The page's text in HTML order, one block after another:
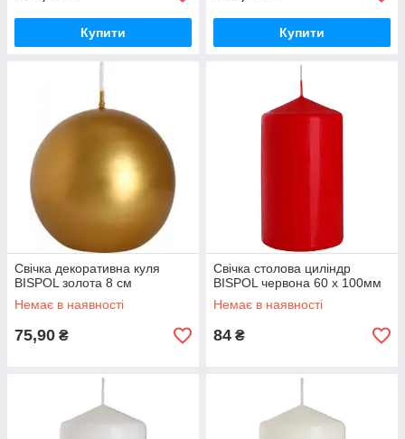
Купити Купити
Свічка декоративна куля
BISPOL золота 8 см
Немає в наявності
75,90 ₴
Свічка столова циліндр
BISPOL червона 60 х 100мм
Немає в наявності
84 ₴